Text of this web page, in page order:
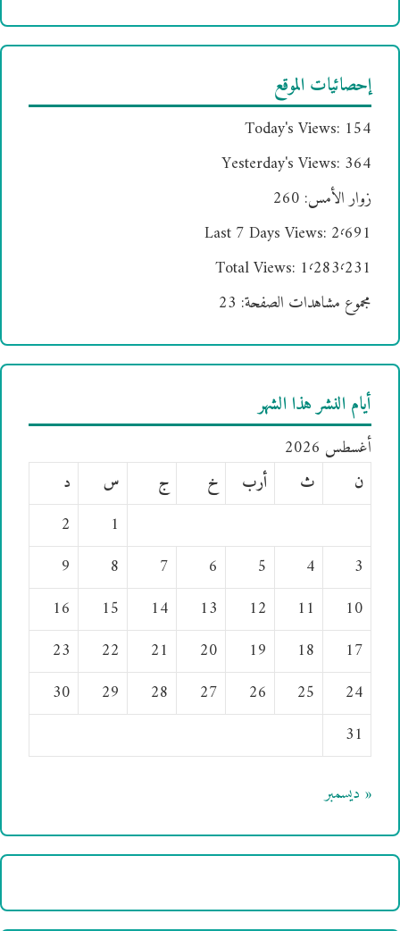
إحصائيات الموقع
Today's Views: 154
Yesterday's Views: 364
زوار الأمس: 260
Last 7 Days Views: 2٬691
Total Views: 1٬283٬231
مجموع مشاهدات الصفحة: 23
أيام النشر هذا الشهر
أغسطس 2026
ن
ث أرب خ ج س
د
1
2
3
4
5
6
7
8
9
10
11
12
13
14
15
16
17
18
19
20
21
22
23
24
25
26
27
28
29
30
31
« ديسمبر